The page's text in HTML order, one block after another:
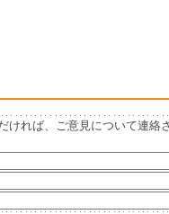
ければ、ご意見について連